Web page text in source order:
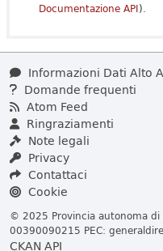
Documentazione API).
Informazioni Dati Alto
Domande frequenti
Atom Feed
Ringraziamenti
Note legali
Privacy
Contattaci
Cookie
© 2025 Provincia autonoma di
00390090215 PEC:
CKAN API